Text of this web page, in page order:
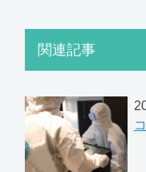
関連記事